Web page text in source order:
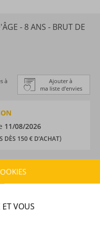
- 8 ANS - BRUT DE
Ajouter à
ma liste d’envies
à
11/08/2026
DÈS 150 € D’ACHAT)
VOUS